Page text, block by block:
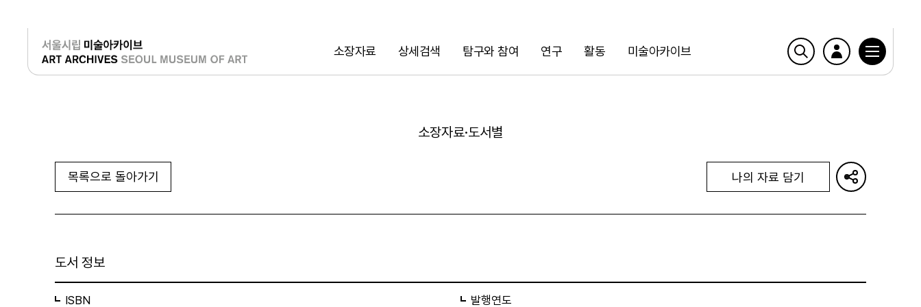
소장자료 상세검색 탐구와 참여 연구 활동 미술아카이브
검색
로그인
소장자료·도서별
목록으로 돌아가기 나의 자료 담기
도서 정보
ISBN 발행연도